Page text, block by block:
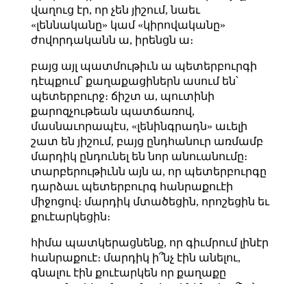
վաղուց էր, որ չեն յիշում, նաեւ
«լեննականը» կամ «կիրովականը»
ժովորդականն ա, իրենցն ա։
բայց այլ պատմութիւն ա պետերբուրգի
դէպքում՝ քաղաքացիներն ասում են՝
պետերբուրջ։ ճիշտ ա, պուտինի
քարոզչութեան պատճառով,
մասնաւորապէս, «լենինգրադն» աւելի
շատ են յիշում, բայց ընդհանուր առմամբ
մարդիկ ընդունել են նոր անուանումը։
տարբերութիւնն այն ա, որ պետերբուրգը
դարձաւ պետերբուրգ հանրաքուէի
միջոցով։ մարդիկ մտածեցին, որոշեցին եւ
քուէարկեցին։
հիմա պատկերացնենք, որ գիւմրում լինէր
հանրաքուէ։ մարդիկ ի՞նչ էին անելու,
գնալու էին քուէարկեն որ քաղաքը